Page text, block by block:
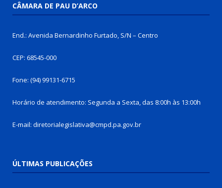
CÂMARA DE PAU D’ARCO
End.: Avenida Bernardinho Furtado, S/N – Centro
CEP: 68545-000
Fone: (94) 99131-6715
Horário de atendimento: Segunda a Sexta, das 8:00h às 13:00h
E-mail: diretorialegislativa@cmpd.pa.gov.br
ÚLTIMAS PUBLICAÇÕES